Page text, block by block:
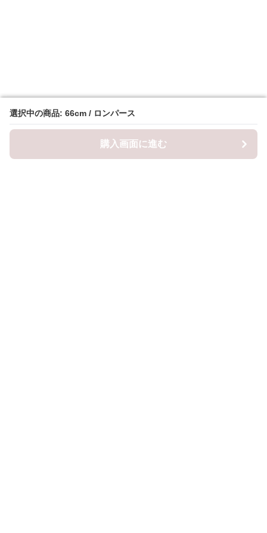
選択中の商品: 66cm / ロンパース
購入画面に進む
選択中の商品: 66cm / ロンパース
購入画面に進む